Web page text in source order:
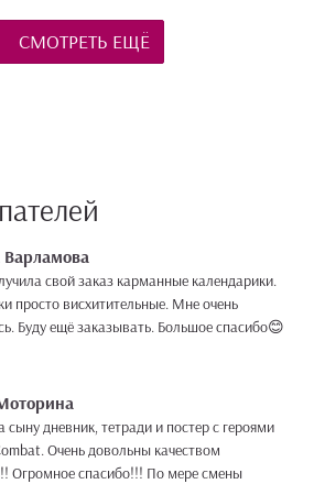
СМОТРЕТЬ ЕЩЁ
Варламова
свой заказ карманные календарики.
просто висхитительные. Мне очень
Буду ещё заказывать. Большое спасибо😊
сыну дневник, тетради и постер с героями
Очень довольны качеством
Огромное спасибо!!! По мере смены